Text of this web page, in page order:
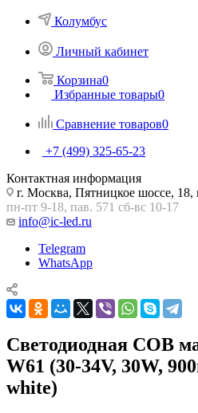
Колумбус
Личный кабинет
Корзина0
Избранные товары0
Сравнение товаров0
+7 (499) 325-65-23
Контактная информация
г. Москва, Пятницкое шоссе, 18,
пн-пт 9-18, пав. 571 сб-вс 10-17
info@ic-led.ru
Telegram
WhatsApp
Светодиодная COB
W61 (30-34V, 30W,
white)